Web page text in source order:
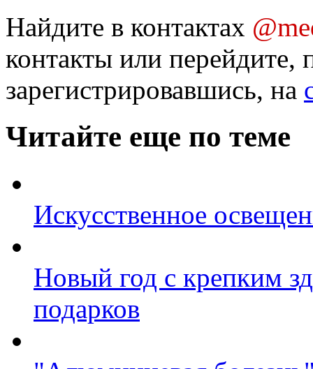
Найдите в контактах
контакты или перейдите,
зарегистрировавшись, на
Читайте еще по теме
Искусственное
Новый год с крепким
подарков